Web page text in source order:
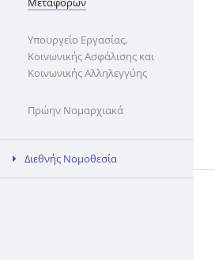
Υπουργείο Εργασίας,
Κοινωνικής Ασφάλισης και
Κοινωνικής Αλληλεγγύης
Πρώην Νομαρχιακά
Διεθνής Νομοθεσία